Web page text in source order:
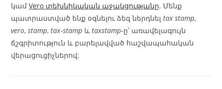
կամVero տեխնիկական աջակցությանը. Մենք
պատրաստված ենք օգնելու ձեզ ներդնելtax stamp,
vero,stamp,tax‑stamp ևtaxstamp‑ը՝ առավելագույն
ճշգրիտություն և բարելավված հաշվապահական
վերացուցիչներով: